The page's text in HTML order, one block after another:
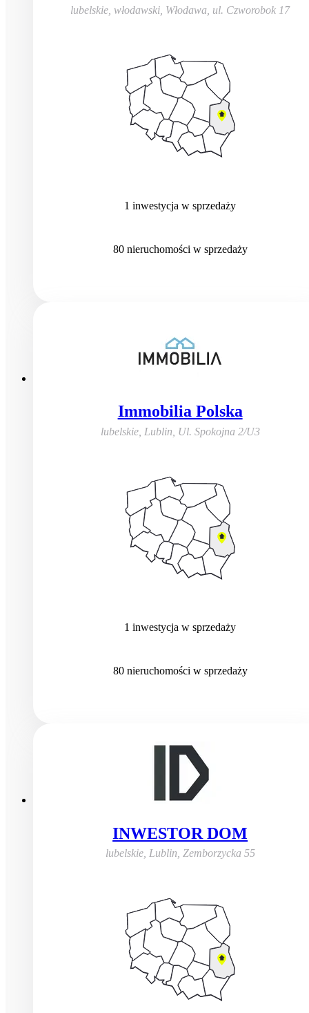
lubelskie, włodawski, Włodawa ul. Czworobok 17
1 inwestycja w sprzedaży
80 nieruchomości w sprzedaży
Immobilia Polska
lubelskie, Lublin Ul. Spokojna 2/U3
1 inwestycja w sprzedaży
80 nieruchomości w sprzedaży
INWESTOR DOM
lubelskie, Lublin Zemborzycka 55